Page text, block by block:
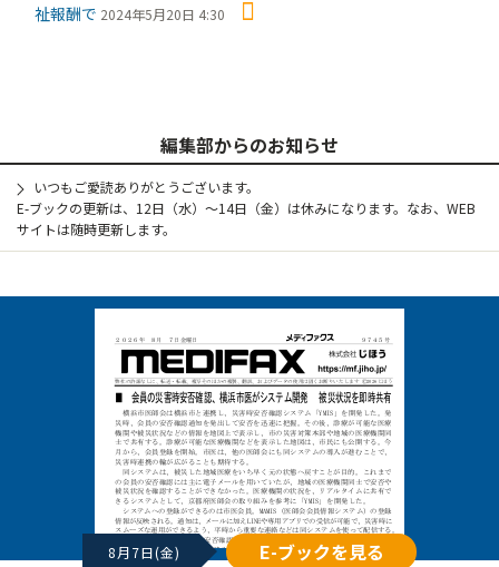
祉報酬で 2024年5月20日 4:30
編集部からのお知らせ
いつもご愛読ありがとうございます。
E-ブックの更新は、12日（水）～14日（金）は休みになります。なお、WEB
サイトは随時更新します。
8月7日(金) E-ブックを見る